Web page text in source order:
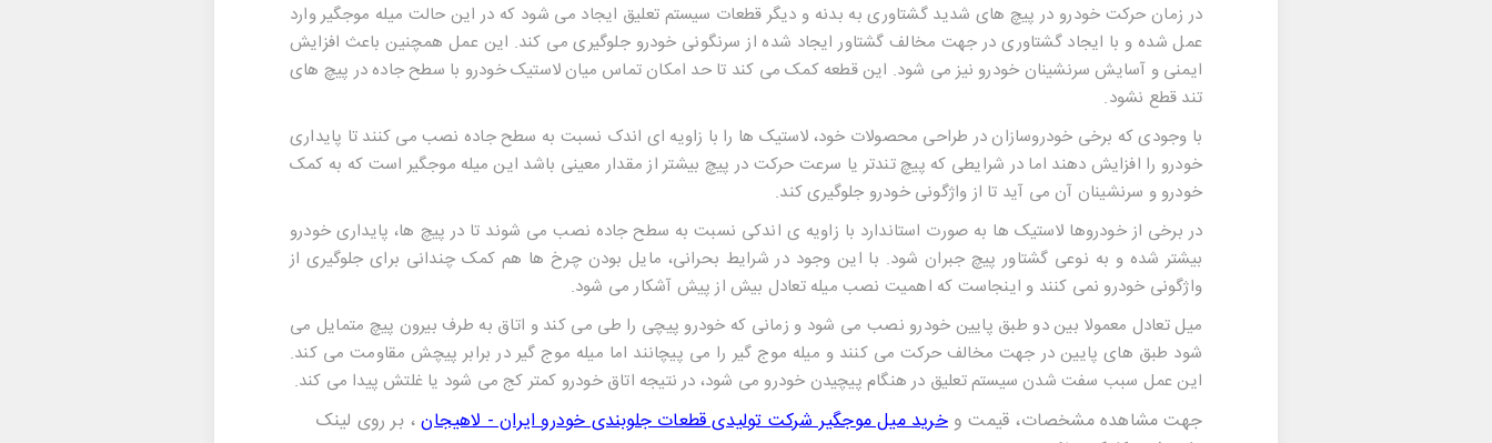
در زمان حرکت خودرو در پیچ های شدید گشتاوری به بدنه و دیگر قطعات سیستم تعلیق ایجاد می شود که در این حالت میله موجگیر وارد
عمل شده و با ایجاد گشتاوری در جهت مخالف گشتاور ایجاد شده از سرنگونی خودرو جلوگیری می کند. این عمل همچنین باعث افزایش
ایمنی و آسایش سرنشینان خودرو نیز می شود. این قطعه کمک می کند تا حد امکان تماس میان لاستیک خودرو با سطح جاده در پیچ های
تند قطع نشود.
با وجودی که برخی خودروسازان در طراحی محصولات خود، لاستیک ها را با زاویه ای اندک نسبت به سطح جاده نصب می کنند تا پایداری
خودرو را افزایش دهند اما در شرایطی که پیچ تندتر یا سرعت حرکت در پیچ بیشتر از مقدار معینی باشد این میله موجگیر است که به کمک
خودرو و سرنشینان آن می آید تا از واژگونی خودرو جلوگیری کند.
در برخی از خودروها لاستیک ها به صورت استاندارد با زاویه ی اندکی نسبت به سطح جاده نصب می شوند تا در پیچ ها، پایداری خودرو
بیشتر شده و به نوعی گشتاور پیچ جبران شود. با این وجود در شرایط بحرانی، مایل بودن چرخ ها هم کمک چندانی برای جلوگیری از
واژگونی خودرو نمی کنند و اینجاست که اهمیت نصب میله تعادل بیش از پیش آشکار می شود.
میل تعادل معمولا بین دو طبق پایین خودرو نصب می شود و زمانی که خودرو پیچی را طی می کند و اتاق به طرف بیرون پیچ متمایل می
شود طبق های پایین در جهت مخالف حرکت می کنند و میله موج گیر را می پیچانند اما میله موج گیر در برابر پیچش مقاومت می کند.
این عمل سبب سفت شدن سیستم تعلیق در هنگام پیچیدن خودرو می شود، در نتیجه اتاق خودرو کمتر کج می شود یا غلتش پیدا می کند.
جهت مشاهده مشخصات، قیمت وخرید میل موجگیر شرکت تولیدی قطعات جلوبندی خودرو ایران - لاهیجان، بر روی لینک